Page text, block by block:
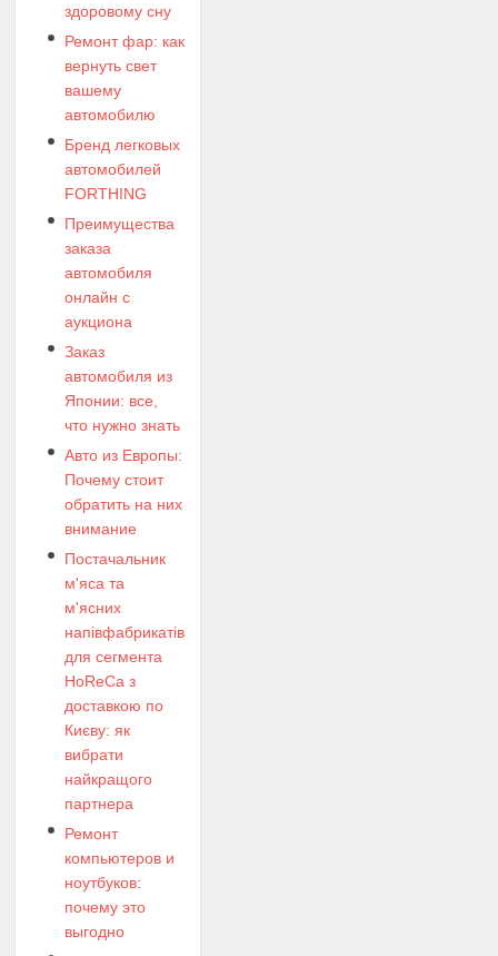
здоровому сну
Ремонт фар: как
вернуть свет
вашему
автомобилю
Бренд легковых
автомобилей
FORTHING
Преимущества
заказа
автомобиля
онлайн с
аукциона
Заказ
автомобиля из
Японии: все,
что нужно знать
Авто из Европы:
Почему стоит
обратить на них
внимание
Постачальник
м'яса та
м'ясних
напівфабрикатів
для сегмента
HoReCa з
доставкою по
Києву: як
вибрати
найкращого
партнера
Ремонт
компьютеров и
ноутбуков:
почему это
выгодно